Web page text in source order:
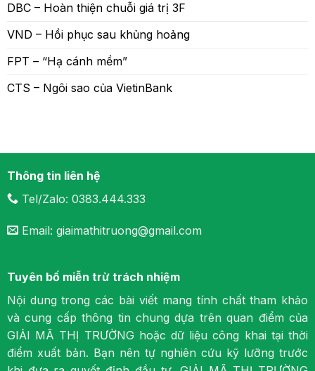
DBC – Hoàn thiện chuỗi giá trị 3F
VND – Hồi phục sau khủng hoảng
FPT – “Hạ cánh mềm”
CTS – Ngôi sao của VietinBank
Thông tin liên hệ
Tel/Zalo: 0383.444.333
Email: giaimathitruong@gmail.com
Tuyên bố miễn trừ trách nhiệm
Nội dung trong các bài viết mang tính chất tham khảo
và cung cấp thông tin chung dựa trên quan điểm của
GIẢI MÃ THỊ TRƯỜNG hoặc dữ liệu công khai tại thời
điểm xuất bản. Bạn nên tự nghiên cứu kỹ lưỡng trước